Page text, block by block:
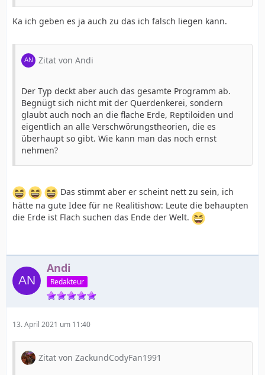
Ka ich geben es ja auch zu das ich falsch liegen kann.
Zitat von Andi
Der Typ deckt aber auch das gesamte Programm ab.
Begnügt sich nicht mit der Querdenkerei, sondern
glaubt auch noch an die flache Erde, Reptiloiden und
eigentlich an alle Verschwörungstheorien, die es
überhaupt so gibt. Wie kann man das noch ernst
nehmen?
Das stimmt aber er scheint nett zu sein, ich
hätte na gute Idee für ne Realitishow: Leute die behaupten
die Erde ist Flach suchen das Ende der Welt.
Andi
Redakteur
13. April 2021 um 11:40
Zitat von ZackundCodyFan1991